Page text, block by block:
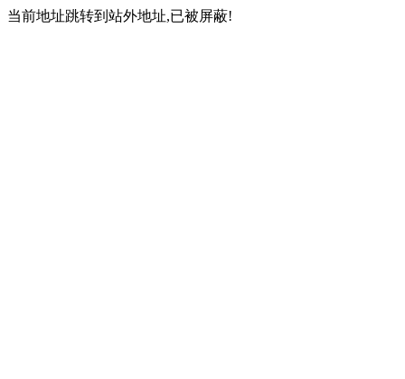
当前地址跳转到站外地址,已被屏蔽!